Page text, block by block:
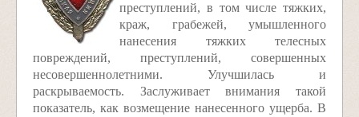
преступлений, в том числе тяжких,
краж, грабежей, умышленного
нанесения тяжких телесных
повреждений, преступлений, совершенных
несовершеннолетними. Улучшилась и
раскрываемость. Заслуживает внимания такой
показатель, как возмещение нанесенного ущерба. В